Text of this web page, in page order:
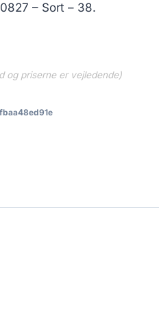
– Sort – 38.
og priserne er vejledende)